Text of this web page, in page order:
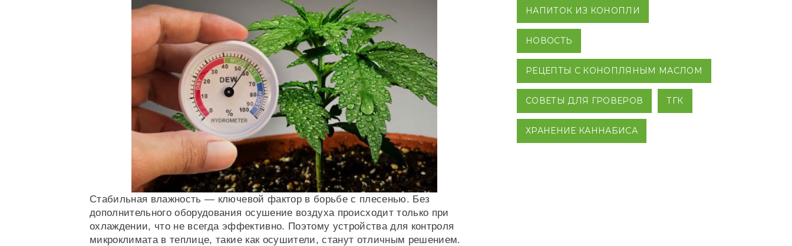
Стабильная влажность — ключевой фактор в борьбе с плесенью. Без
дополнительного оборудования осушение воздуха происходит только при
охлаждении, что не всегда эффективно. Поэтому устройства для контроля
микроклимата в теплице, такие как осушители, станут отличным решением.
НАПИТОК ИЗ КОНОПЛИ
НОВОСТЬ
РЕЦЕПТЫ С КОНОПЛЯНЫМ МАСЛОМ
СОВЕТЫ ДЛЯ ГРОВЕРОВ ТГК
ХРАНЕНИЕ КАННАБИСА